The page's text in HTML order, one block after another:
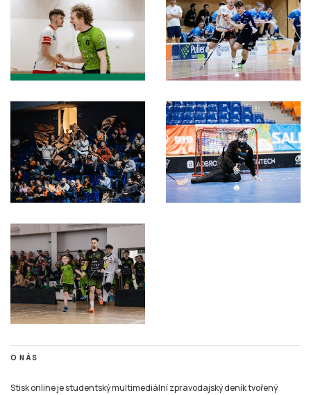
O NÁS
Stisk online je studentský multimediální zpravodajský deník tvořený